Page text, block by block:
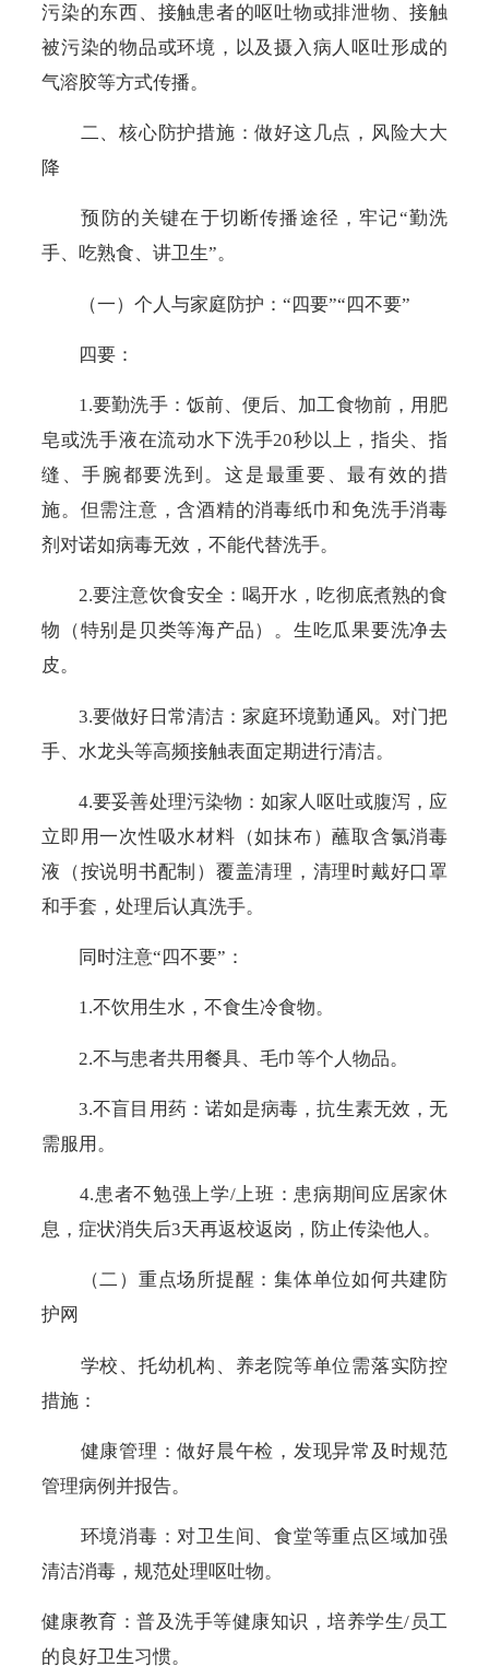
污染的东西、接触患者的呕吐物或排泄物、接触
被污染的物品或环境，以及摄入病人呕吐形成的
气溶胶等方式传播。
二、核心防护措施：做好这几点，风险大大
降
预防的关键在于切断传播途径，牢记“勤洗
手、吃熟食、讲卫生”。
（一）个人与家庭防护：“四要”“四不要”
四要：
1.要勤洗手：饭前、便后、加工食物前，用肥
皂或洗手液在流动水下洗手20秒以上，指尖、指
缝、手腕都要洗到。这是最重要、最有效的措
施。但需注意，含酒精的消毒纸巾和免洗手消毒
剂对诺如病毒无效，不能代替洗手。
2.要注意饮食安全：喝开水，吃彻底煮熟的食
物（特别是贝类等海产品）。生吃瓜果要洗净去
皮。
3.要做好日常清洁：家庭环境勤通风。对门把
手、水龙头等高频接触表面定期进行清洁。
4.要妥善处理污染物：如家人呕吐或腹泻，应
立即用一次性吸水材料（如抹布）蘸取含氯消毒
液（按说明书配制）覆盖清理，清理时戴好口罩
和手套，处理后认真洗手。
同时注意“四不要”：
1.不饮用生水，不食生冷食物。
2.不与患者共用餐具、毛巾等个人物品。
3.不盲目用药：诺如是病毒，抗生素无效，无
需服用。
4.患者不勉强上学/上班：患病期间应居家休
息，症状消失后3天再返校返岗，防止传染他人。
（二）重点场所提醒：集体单位如何共建防
护网
学校、托幼机构、养老院等单位需落实防控
措施：
健康管理：做好晨午检，发现异常及时规范
管理病例并报告。
环境消毒：对卫生间、食堂等重点区域加强
清洁消毒，规范处理呕吐物。
健康教育：普及洗手等健康知识，培养学生/ 员工
的良好卫生习惯。